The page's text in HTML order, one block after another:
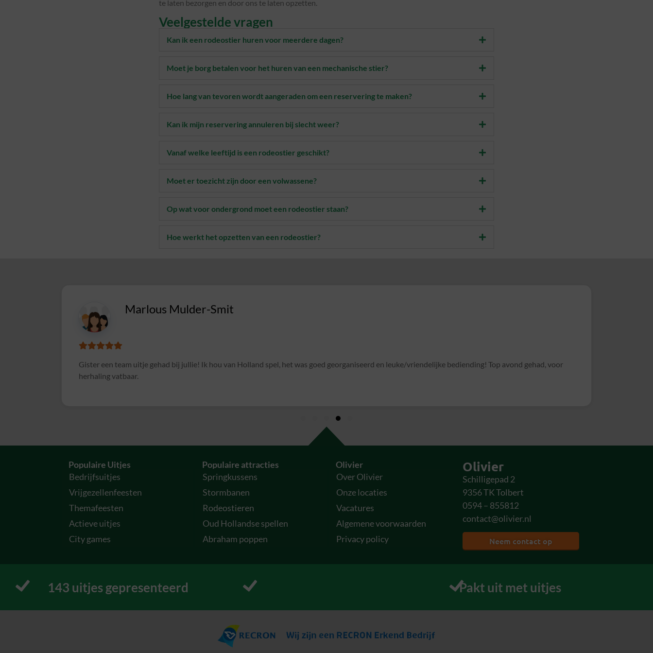
te laten bezorgen en door ons te laten opzetten.
Veelgestelde vragen
Kan ik een rodeostier huren voor meerdere dagen?
Moet je borg betalen voor het huren van een mechanische stier?
Hoe lang van tevoren wordt aangeraden om een reservering te maken?
Kan ik mijn reservering annuleren bij slecht weer?
Vanaf welke leeftijd is een rodeostier geschikt?
Moet er toezicht zijn door een volwassene?
Op wat voor ondergrond moet een rodeostier staan?
Hoe werkt het opzetten van een rodeostier?
CIMSOLUTIONS
Populaire Uitjes
Bedrijfsuitjes
Vrijgezellenfeesten
Themafeesten
Actieve uitjes
City games
Populaire attracties
Springkussens
Stormbanen
Rodeostieren
Oud Hollandse spellen
Abraham poppen
Olivier
Over Olivier
Onze locaties
Vacatures
Algemene voorwaarden
Privacy policy
Olivier
Schilligepad 2
9356 TK Tolbert
0594 – 855812
contact@olivier.nl
Neem contact op
167 uitjes gepresenteerd P Pakt uit met uitjes